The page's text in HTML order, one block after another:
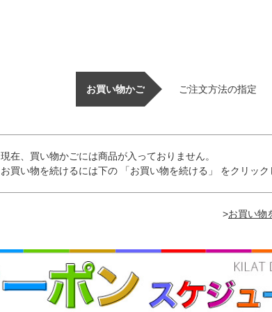
お買い物かご ご注文方法の指定
現在、買い物かごには商品が入っておりません。
お買い物を続けるには下の 「お買い物を続ける」 をクリック
>